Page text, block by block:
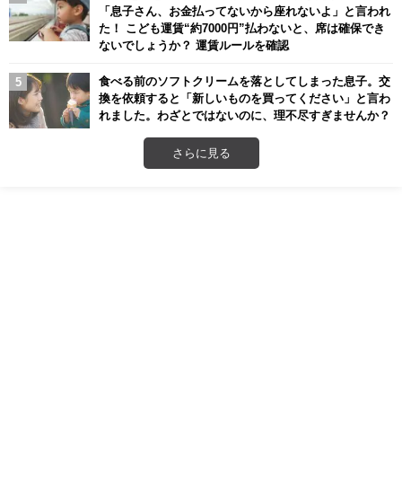
「息子さん、お金払ってないから座れないよ」と言われ
た！ こども運賃“約7000円”払わないと、席は確保でき
ないでしょうか？ 運賃ルールを確認
食べる前のソフトクリームを落としてしまった息子。交
換を依頼すると「新しいものを買ってください」と言わ
れました。わざとではないのに、理不尽すぎませんか？
さらに見る